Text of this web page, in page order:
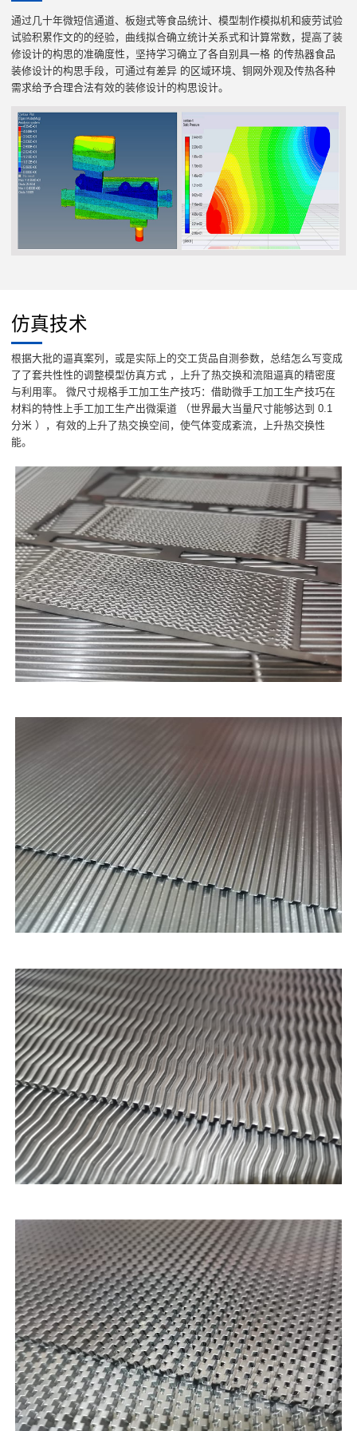
通过几十年微短信通道、板翅式等食品统计、模型制作模拟机和疲劳试验
试验积累作文的的经验，曲线拟合确立统计关系式和计算常数，提高了装
修设计的构思的准确度性，坚持学习确立了各自别具一格 的传热器食品
装修设计的构思手段，可通过有差异 的区域环境、铜网外观及传热各种
需求给予合理合法有效的装修设计的构思设计。
仿真技术
根据大批的逼真案列，或是实际上的交工货品自测参数，总结怎么写变成
了了套共性性的调整模型仿真方式 ，上升了热交换和流阻逼真的精密度
与利用率。 微尺寸规格手工加工生产技巧：借助微手工加工生产技巧在
材料的特性上手工加工生产出微渠道 （世界最大当量尺寸能够达到 0.1
分米 ），有效的上升了热交换空间，使气体变成紊流，上升热交换性
能。